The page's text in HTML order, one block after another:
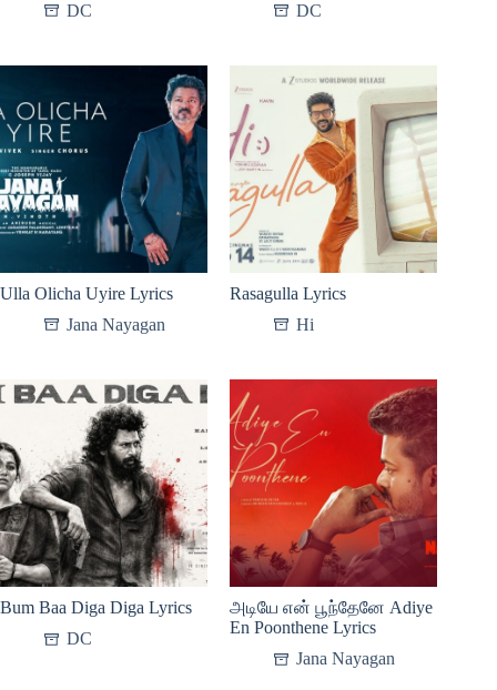
DC
DC
Ulla Olicha Uyire Lyrics
Jana Nayagan
Rasagulla Lyrics
Hi
Bum Baa Diga Diga Lyrics
DC
அடியே என் பூந்தேனே Adiye
En Poonthene Lyrics
Jana Nayagan